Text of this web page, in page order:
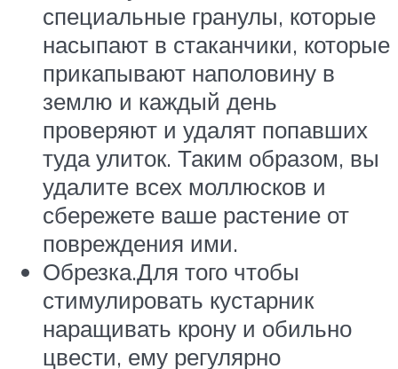
специальные гранулы, которые
насыпают в стаканчики, которые
прикапывают наполовину в
землю и каждый день
проверяют и удалят попавших
туда улиток. Таким образом, вы
удалите всех моллюсков и
сбережете ваше растение от
повреждения ими.
Обрезка.Для того чтобы
стимулировать кустарник
наращивать крону и обильно
цвести, ему регулярно